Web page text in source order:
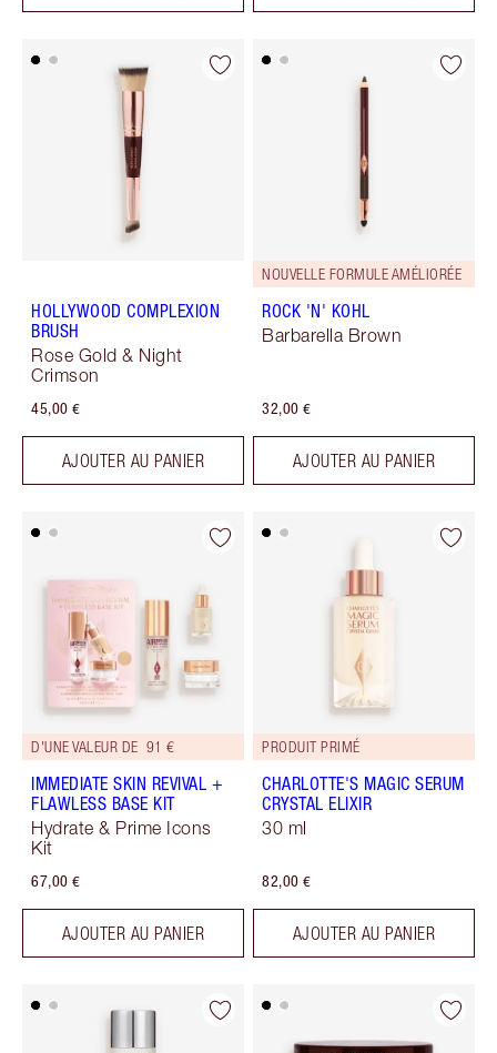
HOLLYWOOD COMPLEXION
BRUSH
Rose Gold & Night
Crimson
45,00 €
AJOUTER AU PANIER
NOUVELLE FORMULE AMÉLIORÉE
ROCK 'N' KOHL
Barbarella Brown
32,00 €
AJOUTER AU PANIER
D'UNE VALEUR DE 91 €
IMMEDIATE SKIN REVIVAL +
FLAWLESS BASE KIT
Hydrate & Prime Icons
Kit
67,00 €
AJOUTER AU PANIER
PRODUIT PRIMÉ
CHARLOTTE'S MAGIC SERUM
CRYSTAL ELIXIR
30 ml
82,00 €
AJOUTER AU PANIER